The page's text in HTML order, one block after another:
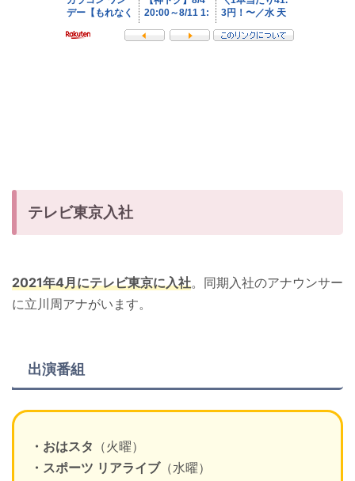
テレビ東京入社
2021年4月にテレビ東京に入社。同期入社のアナウンサー
に立川周アナがいます。
出演番組
・おはスタ （火曜）
・スポーツ リアライブ（水曜）